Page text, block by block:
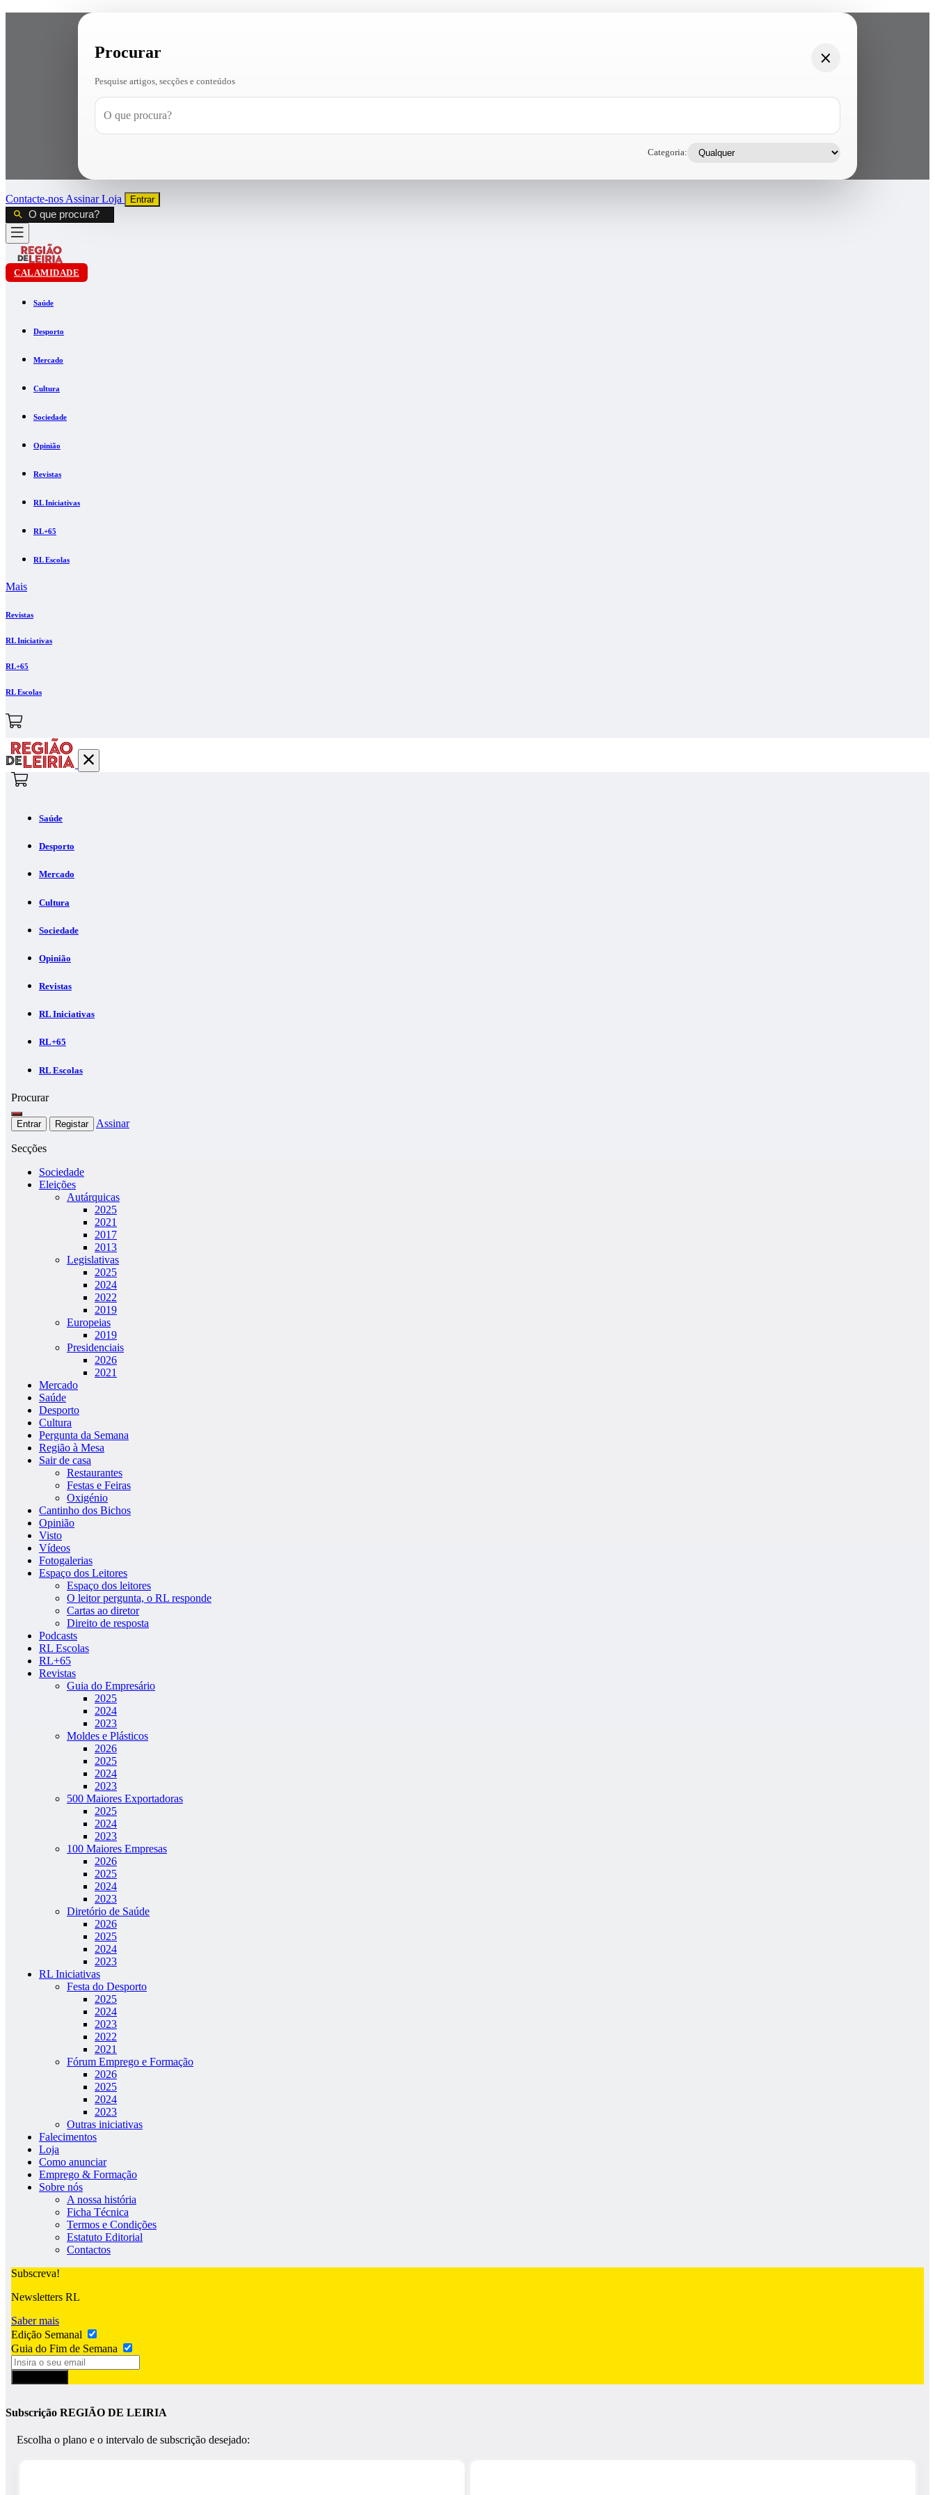
Procurar
Pesquise artigos, secções e conteúdos
Categoria:
Contacte-nos AssinarLoja Entrar
CALAMIDADE
Saúde
Desporto
Mercado
Cultura
Sociedade
Opinião
Revistas
RL Iniciativas
RL+65
RL Escolas
Mais
Revistas
RL Iniciativas
RL+65
RL Escolas
Saúde
Desporto
Mercado
Cultura
Sociedade
Opinião
Revistas
RL Iniciativas
RL+65
RL Escolas
Procurar
Entrar Registar Assinar
Secções
Sociedade
Eleições
Autárquicas
2025
2021
2017
2013
Legislativas
2025
2024
2022
2019
Europeias
2019
Presidenciais
2026
2021
Mercado
Saúde
Desporto
Cultura
Pergunta da Semana
Região à Mesa
Sair de casa
Restaurantes
Festas e Feiras
Oxigénio
Cantinho dos Bichos
Opinião
Visto
Vídeos
Fotogalerias
Espaço dos Leitores
Espaço dos leitores
O leitor pergunta, o RL responde
Cartas ao diretor
Direito de resposta
Podcasts
RL Escolas
RL+65
Revistas
Guia do Empresário
2025
2024
2023
Moldes e Plásticos
2026
2025
2024
2023
500 Maiores Exportadoras
2025
2024
2023
100 Maiores Empresas
2026
2025
2024
2023
Diretório de Saúde
2026
2025
2024
2023
RL Iniciativas
Festa do Desporto
2025
2024
2023
2022
2021
Fórum Emprego e Formação
2026
2025
2024
2023
Outras iniciativas
Falecimentos
Loja
Como anunciar
Emprego & Formação
Sobre nós
A nossa história
Ficha Técnica
Termos e Condições
Estatuto Editorial
Contactos
Subscreva!
Newsletters RL
Saber mais
Edição Semanal
Guia do Fim de Semana
Subscrição REGIÃO DE LEIRIA
Escolha o plano e o intervalo de subscrição desejado: